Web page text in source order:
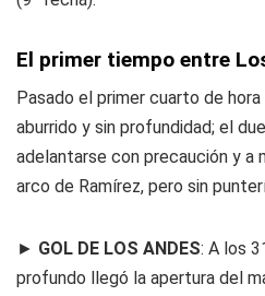
El primer tiempo entre
Pasado el primer cuarto de
aburrido y sin profundidad; el
adelantarse con precaución y a
arco de Ramírez, pero sin
► GOL DE LOS ANDES: A los
profundo llegó la apertura del